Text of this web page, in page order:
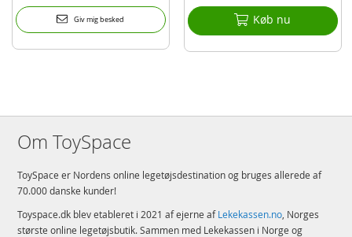
Giv mig besked Køb nu
Om ToySpace
ToySpace er Nordens online legetøjsdestination og bruges allerede af
70.000 danske kunder!
Toyspace.dk blev etableret i 2021 af ejerne afLekekassen.no , Norges
største online legetøjsbutik. Sammen med Lekekassen i Norge og